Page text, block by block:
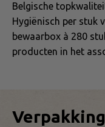
Belgische
Hygiënisch per stuk
bewaarbox à 280
producten in het
Verpakking